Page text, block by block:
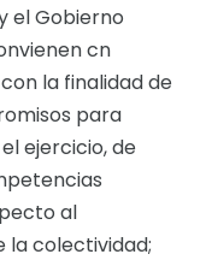
el Gobierno
cn
la finalidad de
para
ejercicio, de
al
la colectividad;